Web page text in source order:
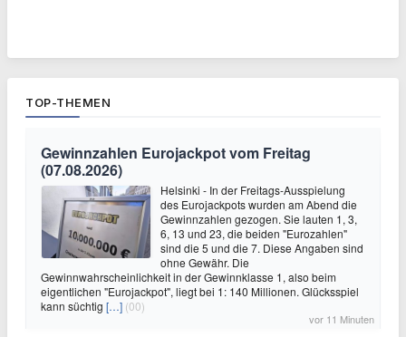
TOP-THEMEN
Gewinnzahlen Eurojackpot vom Freitag
(07.08.2026)
Helsinki - In der Freitags-Ausspielung
des Eurojackpots wurden am Abend die
Gewinnzahlen gezogen. Sie lauten 1, 3,
6, 13 und 23, die beiden "Eurozahlen"
sind die 5 und die 7. Diese Angaben sind
ohne Gewähr. Die
Gewinnwahrscheinlichkeit in der Gewinnklasse 1, also beim
eigentlichen "Eurojackpot", liegt bei 1: 140 Millionen. Glücksspiel
kann süchtig […] (00)
vor 11 Minuten